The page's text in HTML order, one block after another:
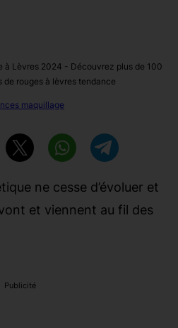
à Lèvres 2024 - Découvrez plus de 100
de rouges à lèvres tendance
maquillage
ne cesse d’évoluer et
et viennent au fil des
Publicité